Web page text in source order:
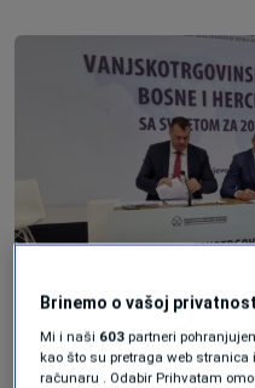
Forbes BiH
Brinemo o vašoj
Mi i naši 603 partneri
kao što su pretraga web
računaru . Odabir Prihvatam